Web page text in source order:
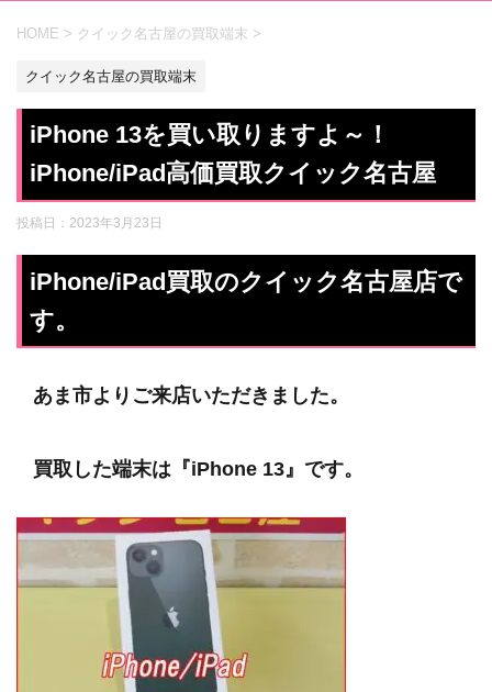
HOME > クイック名古屋の買取端末 >
クイック名古屋の買取端末
iPhone 13を買い取りますよ～！
iPhone/iPad高価買取クイック名古屋
投稿日： 2023年3月23日
iPhone/iPad買取のクイック名古屋店で
す。
あま市よりご来店いただきました。
買取した端末は『iPhone 13』です。